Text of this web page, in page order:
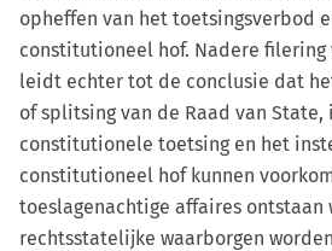
opheffen van het toetsingsverbod
constitutioneel hof. Nadere filering
leidt echter tot de conclusie dat
of splitsing van de Raad van State,
constitutionele toetsing en het
constitutioneel hof kunnen
toeslagenachtige affaires ontstaan
rechtsstatelijke waarborgen